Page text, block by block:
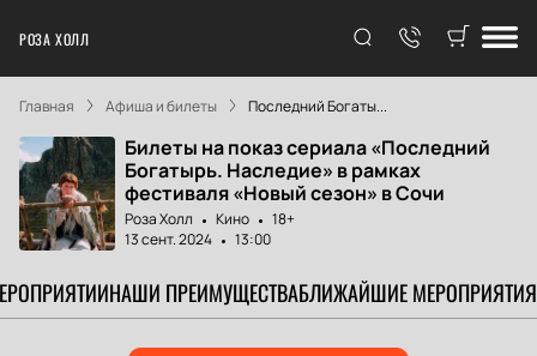
РОЗА ХОЛЛ
Главная Афиша и билеты Последний Богаты...
Билеты на показ сериала «Последний
Богатырь. Наследие» в рамках
фестиваля «Новый сезон» в Сочи
Роза Холл Кино
18+
13 сент. 2024
13:00
НАШИ ПРЕИМУЩЕСТВАБЛИЖАЙШИЕ МЕРОПРИЯТИЯ